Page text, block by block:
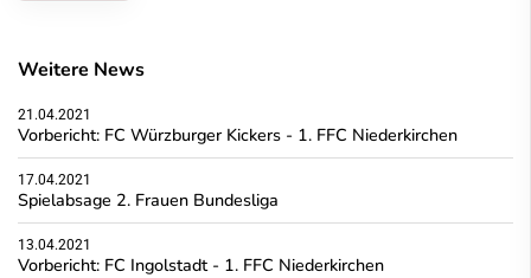
Weitere News
21.04.2021
Vorbericht: FC Würzburger Kickers - 1. FFC Niederkirchen
17.04.2021
Spielabsage 2. Frauen Bundesliga
13.04.2021
Vorbericht: FC Ingolstadt - 1. FFC Niederkirchen